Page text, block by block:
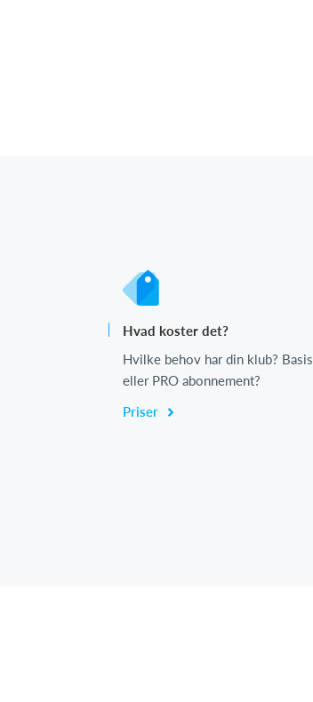
Hvad koster det?
Hvilke behov har din klub? Basis
eller PRO abonnement?
Priser